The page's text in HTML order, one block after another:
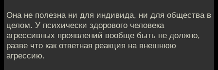
Она не полезна ни для индивида, ни для общества в
целом. У психически здорового человека
агрессивных проявлений вообще быть не должно,
разве что как ответная реакция на внешнюю
агрессию.